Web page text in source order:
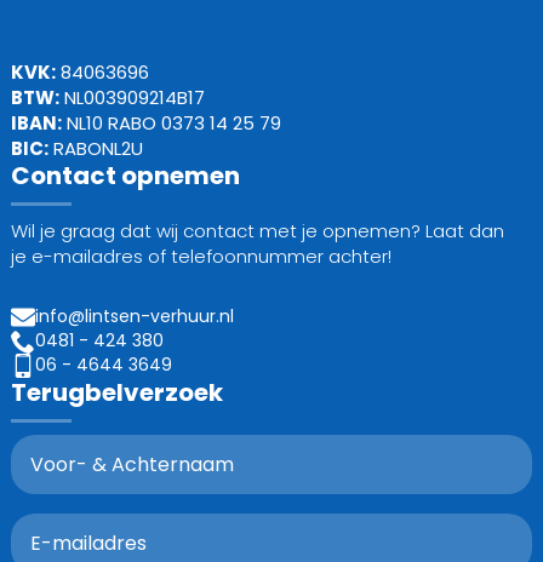
KVK:84063696
BTW:NL003909214B17
IBAN:NL10 RABO 0373 14 25 79
BIC:RABONL2U
Contact opnemen
Wil je graag dat wij contact met je opnemen? Laat dan
je e-mailadres of telefoonnummer achter!
info@lintsen-verhuur.nl
0481 - 424 380
06 - 4644 3649
Terugbelverzoek